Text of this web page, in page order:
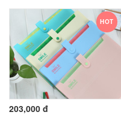
HOT
203,000 đ